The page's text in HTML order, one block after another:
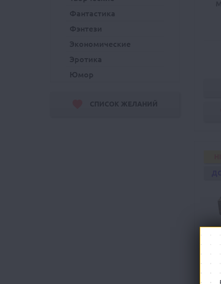
Фантастика
Фэнтези
Экономические
Эротика
Юмор